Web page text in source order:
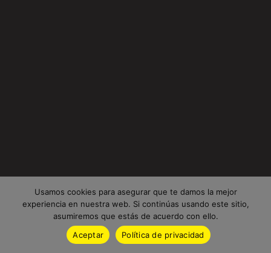
Usamos cookies para asegurar que te damos la mejor
experiencia en nuestra web. Si continúas usando este sitio,
asumiremos que estás de acuerdo con ello.
Aceptar
Política de privacidad